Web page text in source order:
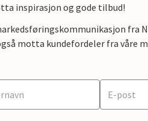
inspirasjon og gode tilbud!
fra
motta kundefordeler fra våre